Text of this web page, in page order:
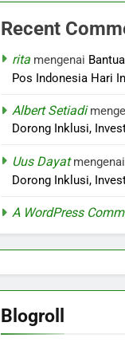
Recent
rita mengenai
Pos Indonesia Hari
Albert Setiadi
Dorong Inklusi,
Uus Dayatmengenai
Dorong Inklusi,
A WordPress
Blogroll